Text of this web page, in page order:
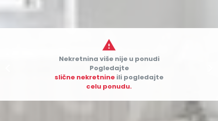

Nekretnina više nije u ponudi
Pogledajte
slične nekretnine ili pogledajte
celu ponudu.